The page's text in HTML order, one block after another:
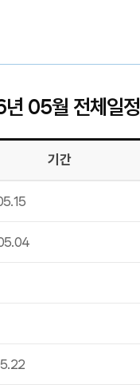
년 05월 전체일정
기간
.15
.04
.22